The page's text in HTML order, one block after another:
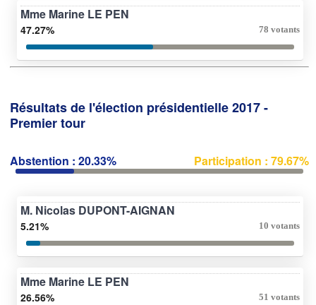
Mme Marine LE PEN
47.27% 78 votants
Résultats de l'élection présidentielle 2017 -
Premier tour
Abstention : 20.33% Participation : 79.67%
M. Nicolas DUPONT-AIGNAN
5.21% 10 votants
Mme Marine LE PEN
26.56% 51 votants